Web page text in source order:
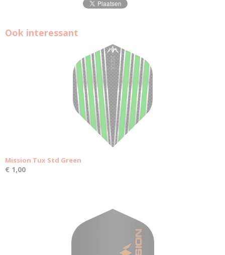
Ook interessant
Mission Tux Std Green
€ 1,00